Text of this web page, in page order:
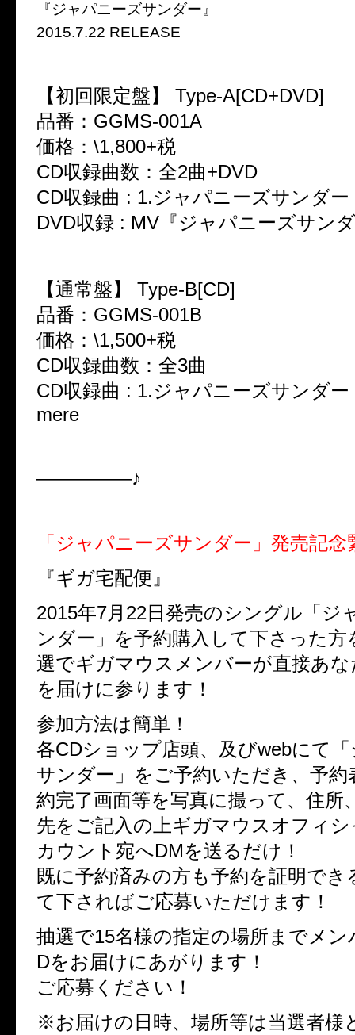
『ジャパニーズサンダー』
2015.7.22 RELEASE
【初回限定盤】 Type-A[CD+DVD]
品番：GGMS-001A
価格：\1,800+税
CD収録曲数：全2曲+DVD
CD収録曲 : 1.ジャパニーズサンダー
DVD収録 : MV『ジャパニーズサン
【通常盤】 Type-B[CD]
品番：GGMS-001B
価格：\1,500+税
CD収録曲数：全3曲
CD収録曲 : 1.ジャパニーズサンダー
mere
—————♪
「ジャパニーズサンダー」発売記念
『ギガ宅配便』
2015年7月22日発売のシングル「ジ
ンダー」を予約購入して下さった方
選でギガマウスメンバーが直接あ
を届けに参ります！
参加方法は簡単！
各CDショップ店頭、及びwebにて
サンダー」をご予約いただき、予約
約完了画面等を写真に撮って、住所
先をご記入の上ギガマウスオフィ
カウント宛へDMを送るだけ！
既に予約済みの方も予約を証明でき
て下さればご応募いただけます！
抽選で15名様の指定の場所までメン
Dをお届けにあがります！
ご応募ください！
※お届けの日時、場所等は当選者様